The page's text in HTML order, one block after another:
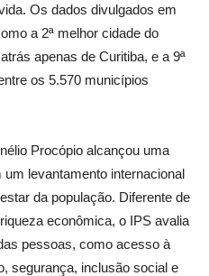
Os dados divulgados em
a 2ª melhor cidade do
apenas de Curitiba, e a 9ª
os 5.570 municípios
Procópio alcançou uma
levantamento internacional
da população. Diferente de
econômica, o IPS avalia
pessoas, como acesso à
segurança, inclusão social e